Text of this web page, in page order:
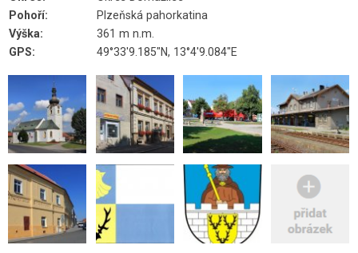
Pohoří:
Plzeňská pahorkatina
Výška:
361 m n.m.
GPS:
49°33'9.185"N, 13°4'9.084"E